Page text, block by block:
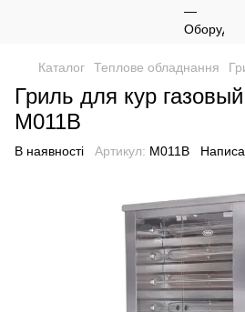
Каталог Теплове обладнання
Гриль для кур
М011B
В наявності Артикул: М011B